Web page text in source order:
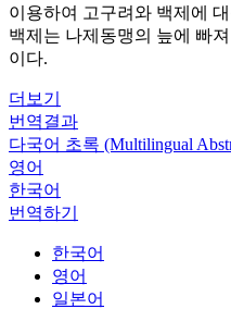
이용하여 고구려와 백제에
백제는 나제동맹의 늪에 빠
이다.
더보기
번역결과
다국어 초록 (Multilingual
영어
한국어
번역하기
한국어
영어
일본어